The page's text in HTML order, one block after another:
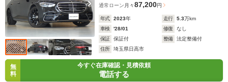
通常ローン 月々87,200円
年式 2023年 走行 5.3万km
車検
'28/01 修復
なし
保証
保証付 整備
法定整備付
住所
埼玉県日高市
無
料
今すぐ在庫確認・見積依頼
電話する